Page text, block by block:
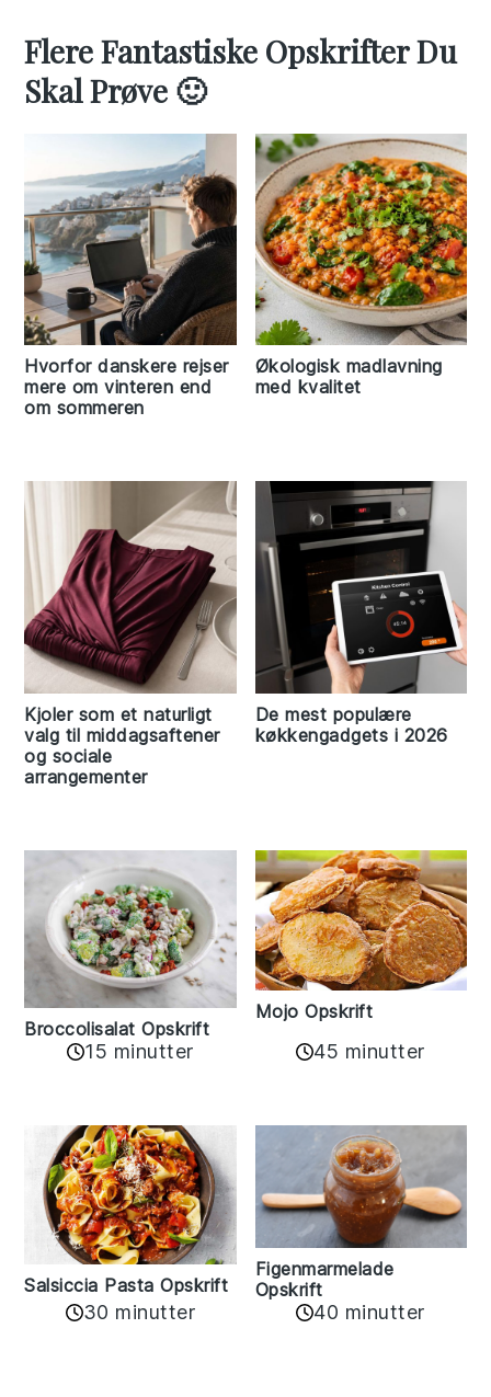
Flere Fantastiske Opskrifter Du
Skal Prøve 🙂
Hvorfor danskere rejser
mere om vinteren end
om sommeren
Økologisk madlavning
med kvalitet
Kjoler som et naturligt
valg til middagsaftener
og sociale
arrangementer
De mest populære
køkkengadgets i 2026
Broccolisalat Opskrift
15 minutter
Mojo Opskrift
45 minutter
Salsiccia Pasta Opskrift
30 minutter
Figenmarmelade
Opskrift
40 minutter